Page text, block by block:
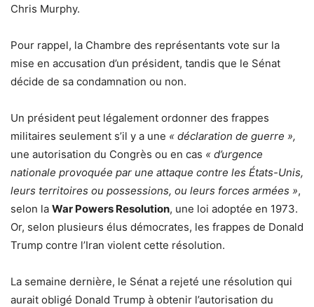
Chris Murphy.
Pour rappel, la Chambre des représentants vote sur la
mise en accusation d’un président, tandis que le Sénat
décide de sa condamnation ou non.
Un président peut légalement ordonner des frappes
militaires seulement s’il y a une « déclaration de guerre »,
une autorisation du Congrès ou en cas « d’urgence
nationale provoquée par une attaque contre les États-Unis,
leurs territoires ou possessions, ou leurs forces armées »,
selon la War Powers Resolution, une loi adoptée en 1973.
Or, selon plusieurs élus démocrates, les frappes de Donald
Trump contre l’Iran violent cette résolution.
La semaine dernière, le Sénat a rejeté une résolution qui
aurait obligé Donald Trump à obtenir l’autorisation du